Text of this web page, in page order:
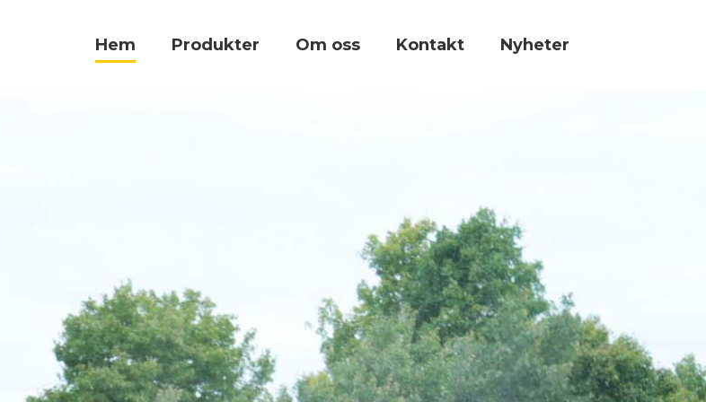
Hem Produkter Om oss Kontakt Nyheter